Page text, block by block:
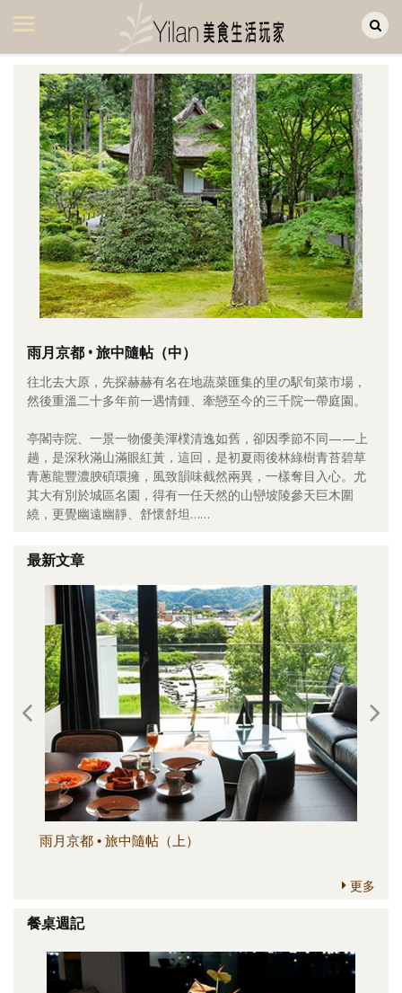
美食集
美飲集
廚房集
旅遊集
旅遊美食集
生活風
書房集
日記簿
餐桌週記
享樂隨手拍
影音區
創意出版服務
關於Yilan
個人著作
活動實況記錄
媒體報導一覽
合作與代言
訂閱電子報
雨月京都 • 旅中隨帖（中）
往北去大原，先探赫赫有名在地蔬菜匯集的里の駅旬菜市場，
然後重溫二十多年前一遇情鍾、牽戀至今的三千院一帶庭園。
亭閣寺院、一景一物優美渾樸清逸如舊，卻因季節不同——上
趟，是深秋滿山滿眼紅黃，這回，是初夏雨後林綠樹青苔碧草
青蔥龍豐濃腴碩環擁，風致韻味截然兩異，一樣奪目入心。尤
其大有別於城區名園，得有一任天然的山巒坡陵參天巨木圍
繞，更覺幽遠幽靜、舒懷舒坦……
最新文章
雨月京都 • 旅中隨帖（上）
更多
餐桌週記